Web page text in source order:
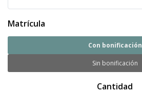
Matrícula
Con bonificación
Sin bonificación
Cantidad